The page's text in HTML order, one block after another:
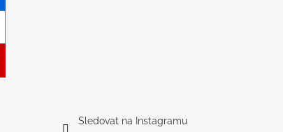
Sledovat na Instagramu